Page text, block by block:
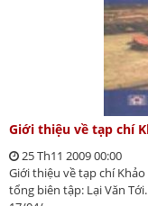
Giới thiệu về tạp chí
25 Th11 2009 00:00
Giới thiệu về tạp chí
tổng biên tập: Lại Văn